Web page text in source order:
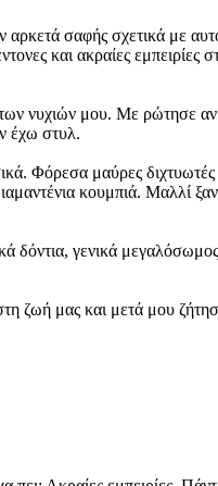
σαφής σχετικά με
και ακραίες
νυχιών μου. Με ρώτησε αν
έχω στυλ.
Φόρεσα μαύρες διχτυωτές
κουμπιά. Μαλλί
δόντια, γενικά
ζωή μας και μετά μου